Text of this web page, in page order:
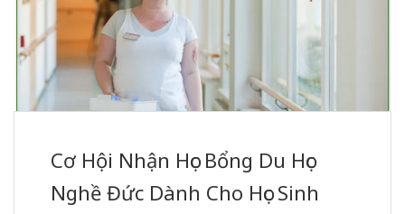
Cơ Hội Nhận Học Bổng Du Học
Nghề Đức Dành Cho Học Sinh